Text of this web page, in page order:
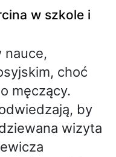
w szkole i
nauce,
choć
męczący.
by
wizyta